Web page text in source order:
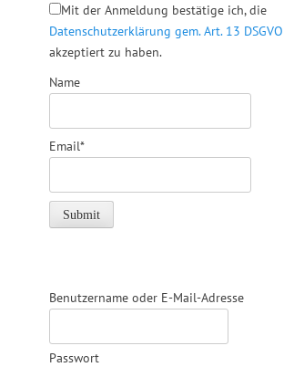
Mit der Anmeldung bestätige ich, die
Datenschutzerklärung gem. Art. 13 DSGVO
akzeptiert zu haben.
Name
Email*
Benutzername oder E-Mail-Adresse
Passwort